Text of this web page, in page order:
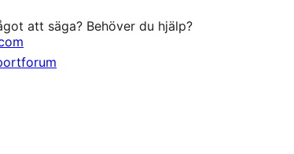
att säga? Behöver du hjälp?